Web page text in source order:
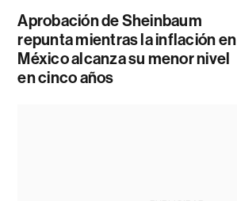
Aprobación de Sheinbaum
repunta mientras la inflación en
México alcanza su menor nivel
en cinco años